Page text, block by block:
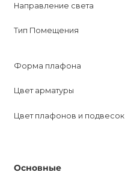
Направление света
Тип Помещения
Форма плафона
Цвет арматуры
Цвет плафонов и подвесок
Основные